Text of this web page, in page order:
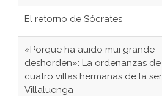
El retorno de Sócrates
«Porque ha auido mui grande
deshorden»: La ordenanzas
cuatro villas hermanas de la
Villaluenga